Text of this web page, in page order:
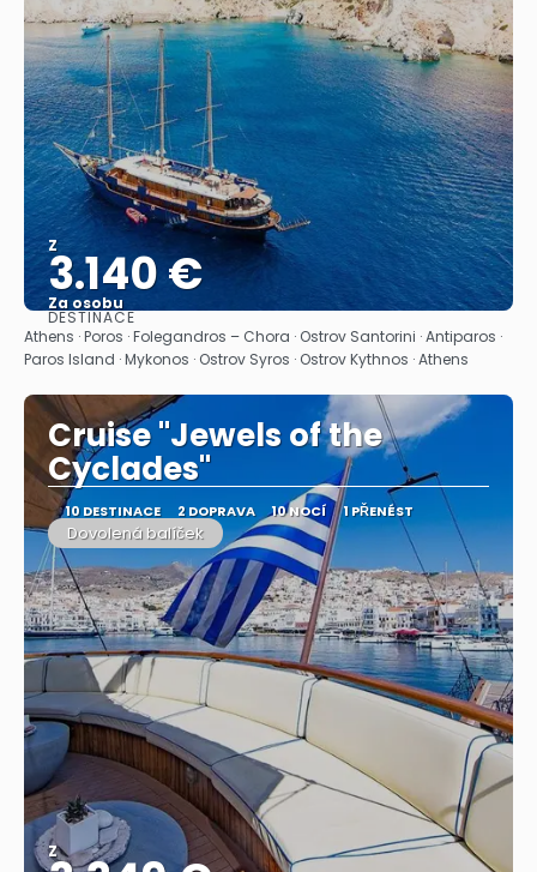
Z
3.140 €
Za osobu
Zobrazit
DESTINACE
Athens · Poros · Folegandros – Chora · Ostrov Santorini · Antiparos ·
Paros Island · Mykonos · Ostrov Syros · Ostrov Kythnos · Athens
Cruise "Jewels of the
Cyclades"
10 DESTINACE 2 DOPRAVA 10 NOCÍ 1 PŘENÉST
Dovolená balíček
Z